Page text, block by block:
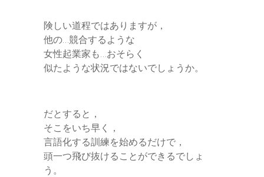
険しい道程ではありますが，
他の…競合するような
女性起業家も…おそらく
似たような状況ではないでしょうか。
だとすると，
そこをいち早く，
言語化する訓練を始めるだけで，
頭一つ飛び抜けることができるでしょ
う。